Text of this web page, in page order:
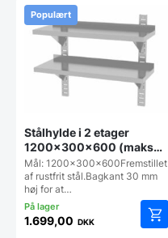
Populært
Stålhylde i 2 etager
1200x300x600 (maks
25 kg pr hylde), Hendi
Mål: 1200x300x600Fremstillet
af rustfrit stål.Bagkant 30 mm
høj for at…
1.699,00 DKK